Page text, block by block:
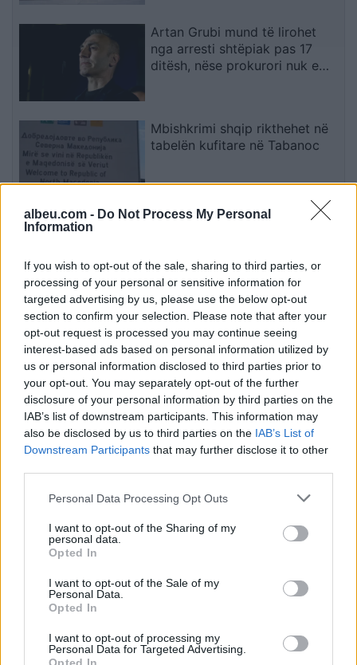
albeu.com - Do Not Process My Personal
Information
If you wish to opt-out of the sale, sharing to third parties, or
processing of your personal or sensitive information for
targeted advertising by us, please use the below opt-out
section to confirm your selection. Please note that after your
opt-out request is processed you may continue seeing
interest-based ads based on personal information utilized by
us or personal information disclosed to third parties prior to
your opt-out. You may separately opt-out of the further
disclosure of your personal information by third parties on the
IAB’s list of downstream participants. This information may
also be disclosed by us to third parties on the IAB’s List of
Downstream Participants that may further disclose it to other
Personal Data Processing Opt Outs
I want to opt-out of the Sharing of my
personal data.
Opted In
I want to opt-out of the Sale of my
Personal Data.
Opted In
I want to opt-out of processing my
Personal Data for Targeted Advertising.
Artan Grubi mund të lirohet
nga arresti shtëpiak pas 17
ditësh, nëse prokurori nuk e
Mbishkrimi shqip rikthehet në
tabelën kufitare në Tabanoc
Trump mohon se SHBA-ja ka
të gjata për publikuesit e
deklaratave tradhtare
Esim for Global
for Turkey|Esim for Germany|Esim for Greece|